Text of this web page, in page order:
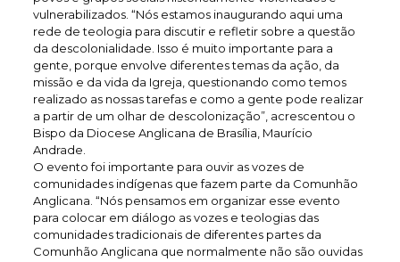
vulnerabilizados. “Nós estamos inaugurando aqui uma
rede de teologia para discutir e refletir sobre a questão
da descolonialidade. Isso é muito importante para a
gente, porque envolve diferentes temas da ação, da
missão e da vida da Igreja, questionando como temos
realizado as nossas tarefas e como a gente pode realizar
a partir de um olhar de descolonização”, acrescentou o
Bispo da Diocese Anglicana de Brasília, Maurício
Andrade.
O evento foi importante para ouvir as vozes de
comunidades indígenas que fazem parte da Comunhão
Anglicana. “Nós pensamos em organizar esse evento
para colocar em diálogo as vozes e teologias das
comunidades tradicionais de diferentes partes da
Comunhão Anglicana que normalmente não são ouvidas